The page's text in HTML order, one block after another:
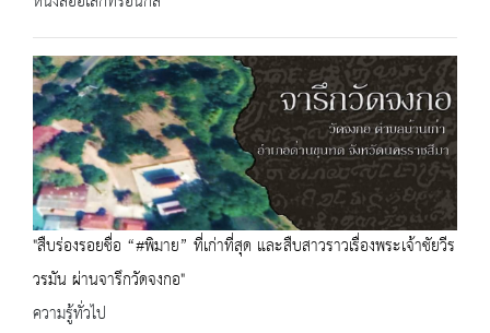
"สืบร่องรอยชื่อ “#พิมาย” ที่เก่าที่สุด และสืบสาวราวเรื่องพระเจ้าชัยวีร
วรมัน ผ่านจารึกวัดจงกอ"
ความรู้ทั่วไป